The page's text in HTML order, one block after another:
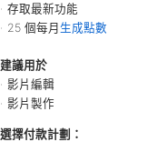
存取最新功能
25 個每月生成點數
建議用於
影片編輯
影片製作
選擇付款計劃：